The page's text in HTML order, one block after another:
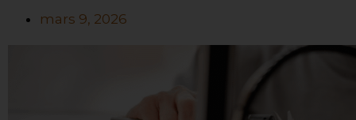
mars 9, 2026